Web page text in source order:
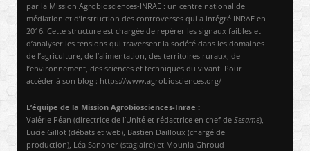
par la Mission Agrobiosciences-INRAE : un centre national de
médiation et d’instruction des controverses qui a intégré INRAE en
2016. Cette structure est chargée de repérer les signaux faibles et
d’analyser les tensions qui traversent la société dans les domaines
de l’agriculture, de l’alimentation, des territoires ruraux, de
l’environnement, des sciences et techniques du vivant. Pour
accéder à son blog : https://www.agrobiosciences.org/
L’équipe de la Mission Agrobiosciences-Inrae :
Valérie Péan (directrice de l’Unité et rédactrice en chef de Sesame),
Lucie Gillot (débats et web), Bastien Dailloux (chargé de
production), Léa Sanoner (stagiaire) et Mounia Ghroud